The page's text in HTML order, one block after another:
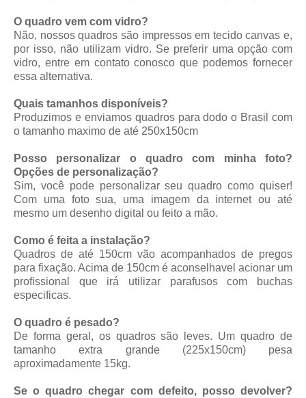
O quadro vem com vidro?
Não, nossos quadros são impressos em tecido canvas e,
por isso, não utilizam vidro. Se preferir uma opção com
vidro, entre em contato conosco que podemos fornecer
essa alternativa.
Quais tamanhos disponíveis?
Produzimos e enviamos quadros para dodo o Brasil com
o tamanho maximo de até 250x150cm
Posso personalizar o quadro com minha foto?
Opções de personalização?
Sim, você pode personalizar seu quadro como quiser!
Com uma foto sua, uma imagem da internet ou até
mesmo um desenho digital ou feito a mão.
Como é feita a instalação?
Quadros de até 150cm vão acompanhados de pregos
para fixação. Acima de 150cm é aconselhavel acionar um
profissional que irá utilizar parafusos com buchas
especificas.
O quadro é pesado?
De forma geral, os quadros são leves. Um quadro de
tamanho extra grande (225x150cm) pesa
aproximadamente 15kg.
Se o quadro chegar com defeito, posso devolver?